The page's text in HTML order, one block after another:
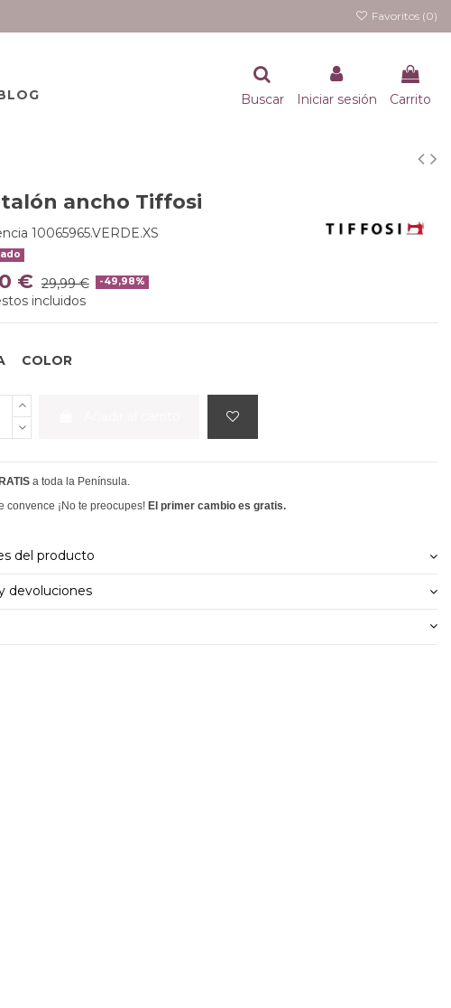
Favoritos (0)
Buscar Iniciar sesión Carrito
ancho Tiffosi
10065965.VERDE.XS
€ 29,99 € -49,98%
incluidos
COLOR
a toda la Península.
convence ¡No te preocupes! El primer cambio es gratis.
del producto
devoluciones